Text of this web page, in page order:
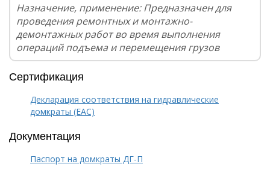
Назначение, применение: Предназначен для
проведения ремонтных и монтажно-
демонтажных работ во время выполнения
операций подъема и перемещения грузов
Сертификация
Декларация соответствия на гидравлические
домкраты (EAC)
Документация
Паспорт на домкраты ДГ-П